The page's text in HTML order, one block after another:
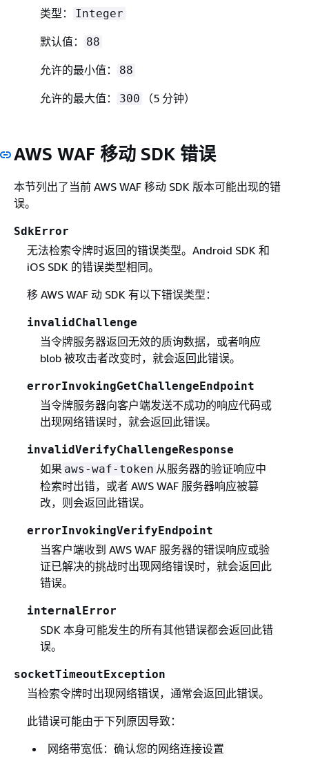
类型： Integer
默认值： 88
允许的最小值： 88
允许的最大值： 300 （5 分钟）
AWS WAF 移动 SDK 错误
本节列出了当前 AWS WAF 移动 SDK 版本可能出现的错
误。
SdkError
无法检索令牌时返回的错误类型。Android SDK 和
iOS SDK 的错误类型相同。
移 AWS WAF 动 SDK 有以下错误类型：
invalidChallenge
当令牌服务器返回无效的质询数据，或者响应
blob 被攻击者改变时，就会返回此错误。
errorInvokingGetChallengeEndpoint
当令牌服务器向客户端发送不成功的响应代码或
出现网络错误时，就会返回此错误。
invalidVerifyChallengeResponse
如果 aws-waf-token 从服务器的验证响应中
检索时出错，或者 AWS WAF 服务器响应被篡
改，则会返回此错误。
errorInvokingVerifyEndpoint
当客户端收到 AWS WAF 服务器的错误响应或验
证已解决的挑战时出现网络错误时，就会返回此
错误。
internalError
SDK 本身可能发生的所有其他错误都会返回此错
误。
socketTimeoutException
当检索令牌时出现网络错误，通常会返回此错误。
此错误可能由于下列原因导致：
网络带宽低：确认您的网络连接设置